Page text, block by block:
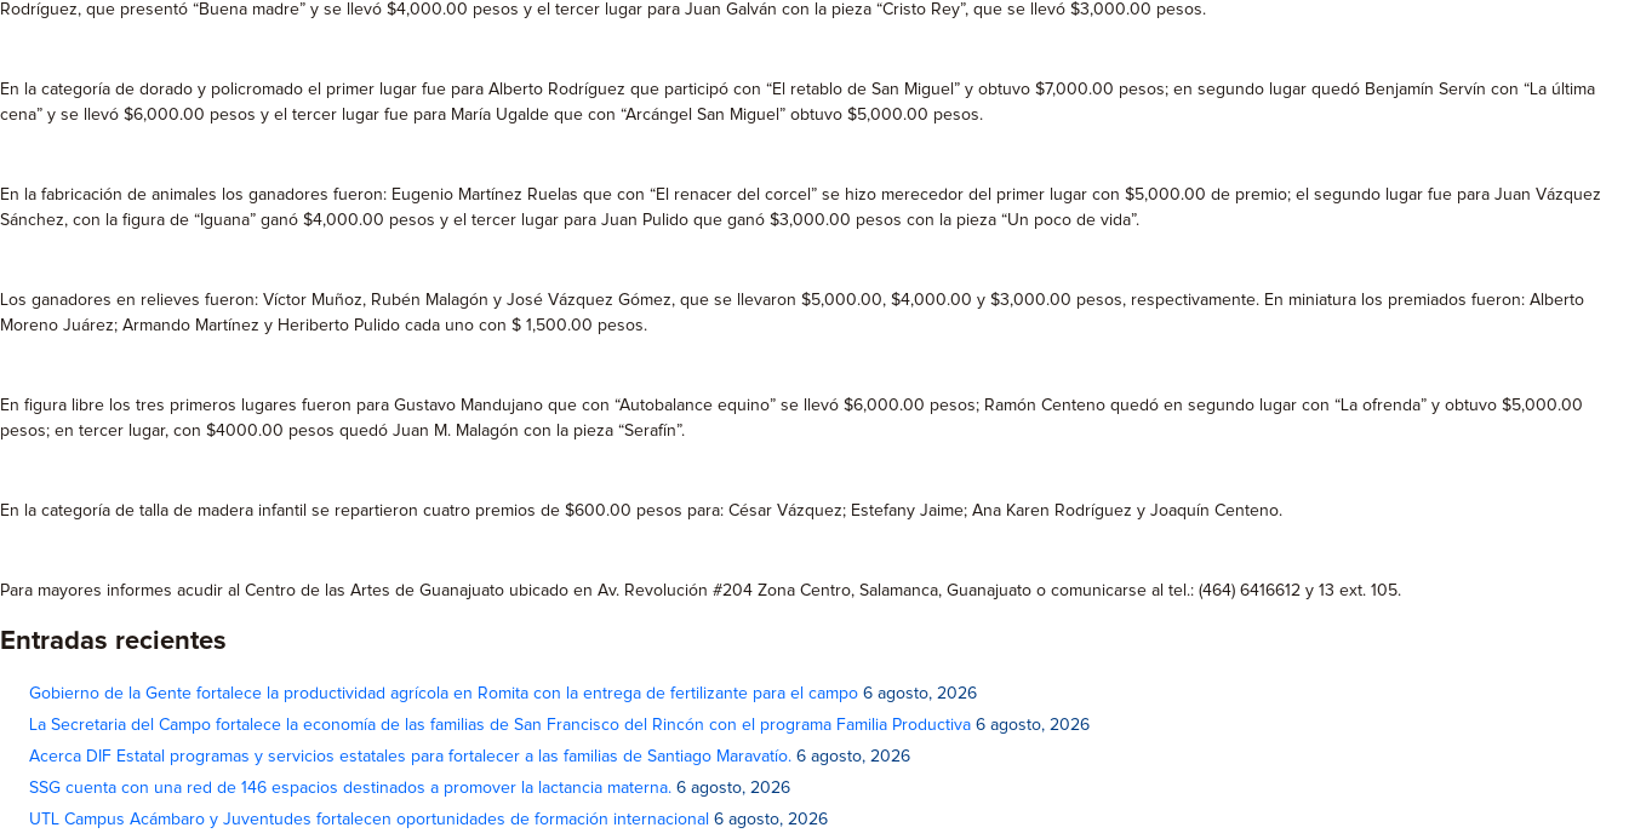
Rodríguez, que presentó “Buena madre” y se llevó $4,000.00 pesos y el tercer lugar para Juan Galván con la pieza “Cristo Rey”, que se llevó $3,000.00 pesos.
En la categoría de dorado y policromado el primer lugar fue para Alberto Rodríguez que participó con “El retablo de San Miguel” y obtuvo $7,000.00 pesos; en segundo lugar quedó Benjamín Servín con “La última
cena” y se llevó $6,000.00 pesos y el tercer lugar fue para María Ugalde que con “Arcángel San Miguel” obtuvo $5,000.00 pesos.
En la fabricación de animales los ganadores fueron: Eugenio Martínez Ruelas que con “El renacer del corcel” se hizo merecedor del primer lugar con $5,000.00 de premio; el segundo lugar fue para Juan Vázquez
Sánchez, con la figura de “Iguana” ganó $4,000.00 pesos y el tercer lugar para Juan Pulido que ganó $3,000.00 pesos con la pieza “Un poco de vida”.
Los ganadores en relieves fueron: Víctor Muñoz, Rubén Malagón y José Vázquez Gómez, que se llevaron $5,000.00, $4,000.00 y $3,000.00 pesos, respectivamente. En miniatura los premiados fueron: Alberto
Moreno Juárez; Armando Martínez y Heriberto Pulido cada uno con $ 1,500.00 pesos.
En figura libre los tres primeros lugares fueron para Gustavo Mandujano que con “Autobalance equino” se llevó $6,000.00 pesos; Ramón Centeno quedó en segundo lugar con “La ofrenda” y obtuvo $5,000.00
pesos; en tercer lugar, con $4000.00 pesos quedó Juan M. Malagón con la pieza “Serafín”.
En la categoría de talla de madera infantil se repartieron cuatro premios de $600.00 pesos para: César Vázquez; Estefany Jaime; Ana Karen Rodríguez y Joaquín Centeno.
Para mayores informes acudir al Centro de las Artes de Guanajuato ubicado en Av. Revolución #204 Zona Centro, Salamanca, Guanajuato o comunicarse al tel.: (464) 6416612 y 13 ext. 105.
Entradas recientes
Gobierno de la Gente fortalece la productividad agrícola en Romita con la entrega de fertilizante para el campo 6 agosto, 2026
La Secretaria del Campo fortalece la economía de las familias de San Francisco del Rincón con el programa Familia Productiva 6 agosto, 2026
Acerca DIF Estatal programas y servicios estatales para fortalecer a las familias de Santiago Maravatío. 6 agosto, 2026
SSG cuenta con una red de 146 espacios destinados a promover la lactancia materna. 6 agosto, 2026
UTL Campus Acámbaro y Juventudes fortalecen oportunidades de formación internacional 6 agosto, 2026